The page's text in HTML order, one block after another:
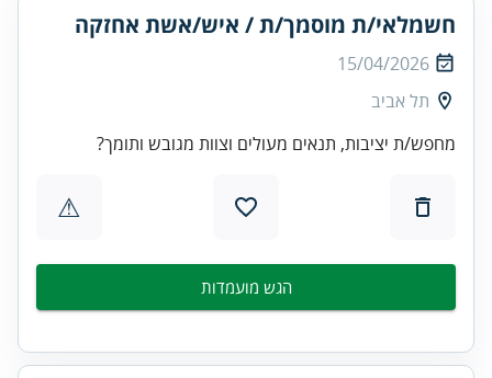
חשמלאי/ת מוסמך/ת / איש/אשת אחזקה
15/04/2026
תל אביב
מחפש/ת יציבות, תנאים מעולים וצוות מגובש ותומך?
⚠
הגש מועמדות